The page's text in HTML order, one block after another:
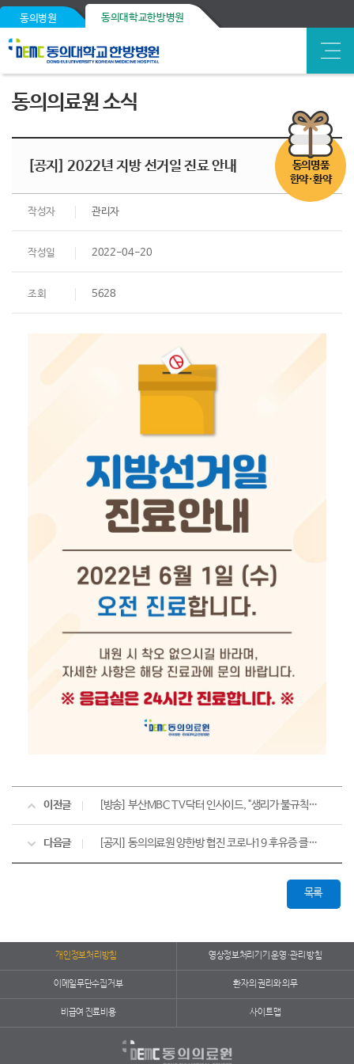
동의병원 동의대학교한방병원
동의명품
한약·환약
동의의료원 소식
[공지] 2022년 지방 선거일 진료 안내
작성자 관리자
작성일 2022-04-20
조회 5628
이전글 [방송] 부산MBC TV닥터 인사이드, "생리가 불규칙해서 걱정이라면?" (5/9)
다음글 [공지] 동의의료원 양한방 협진 코로나19 후유증 클리닉 개설
목록
개인정보처리방침 영상정보처리기기 운영·관리 방침
이메일무단수집거부 환자의 권리와 의무
비급여 진료비용 사이트맵